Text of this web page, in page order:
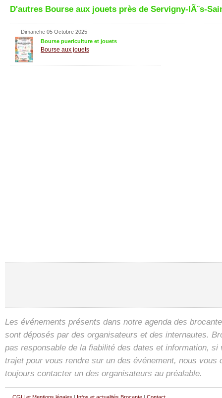
D'autres Bourse aux jouets près de Servigny-lÃ¨s-
Dimanche 05 Octobre 2025
Bourse puericulture et jouets
Bourse aux jouets
Les événements présents dans notre agenda des
sont déposés par des organisateurs et des internautes.
pas responsable de la fiabilité des dates et information, si
trajet pour vous rendre sur un des événement, nous vous
toujours contacter un des organisateurs au préalable.